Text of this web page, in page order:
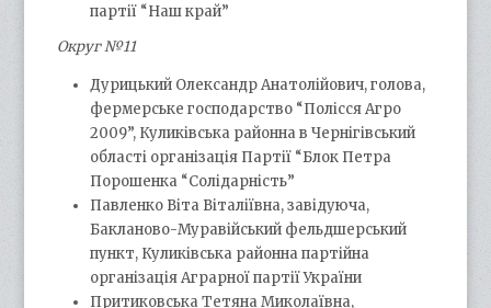
партії “Наш край”
Округ №11
Дурицький Олександр Анатолійович, голова,
фермерське господарство “Полісся Агро
2009”, Куликівська районна в Чернігівський
області організація Партії “Блок Петра
Порошенка “Солідарність”
Павленко Віта Віталіївна, завідуюча,
Бакланово-Муравійський фельдшерський
пункт, Куликівська районна партійна
організація Аграрної партії України
Притиковська Тетяна Миколаївна,